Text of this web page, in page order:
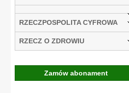
RZECZPOSPOLITA CYFROWA
RZECZ O ZDROWIU
Zamów abonament